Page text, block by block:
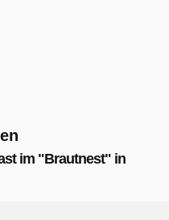
im "Brautnest" in